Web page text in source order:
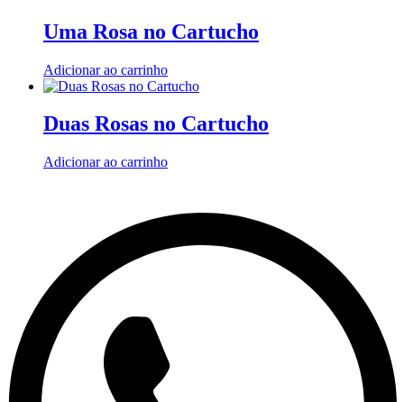
Uma Rosa no Cartucho
Adicionar ao carrinho
Duas Rosas no Cartucho
Adicionar ao carrinho